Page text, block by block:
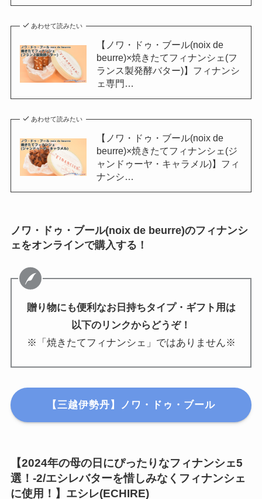
あわせて読みたい
【ノワ・ドゥ・ブール(noix de
beurre)×焼きたてフィナンシェ(フ
ランス製発酵バター)】フィナンシ
ェ専門…
あわせて読みたい
【ノワ・ドゥ・ブール(noix de
beurre)×焼きたてフィナンシェ(ジ
ャンドゥーヤ・キャラメル)】フィ
ナンシ…
ノワ・ドゥ・ブール(noix de beurre)のフィナンシ
ェをオンラインで購入する！
贈り物にも便利なお日持ちタイプ・ギフト用は
以下のリンクからどうぞ！
※「焼きたてフィナンシェ」ではありません※
【三越伊勢丹】ノワ・ドゥ・ブール
【2024年の母の日にぴったりなフィナンシェ5
選！ -2/エシレバターを惜しみなくフィナンシェ
に使用！】エシレ(ECHIRE)